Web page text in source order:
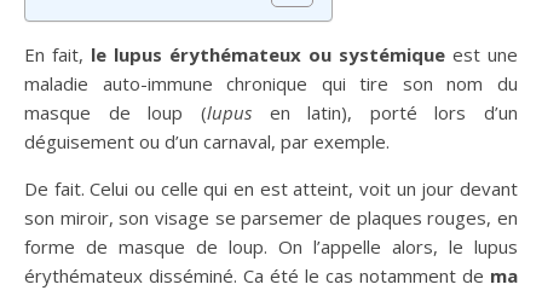
En fait, le lupus érythémateux ou systémique est une
maladie auto-immune chronique qui tire son nom du
masque de loup (lupusen latin), porté lors d’un
déguisement ou d’un carnaval, par exemple.
De fait. Celui ou celle qui en est atteint, voit un jour devant
son miroir, son visage se parsemer de plaques rouges, en
forme de masque de loup. On l’appelle alors, le lupus
érythémateux disséminé. Ca été le cas notamment de ma